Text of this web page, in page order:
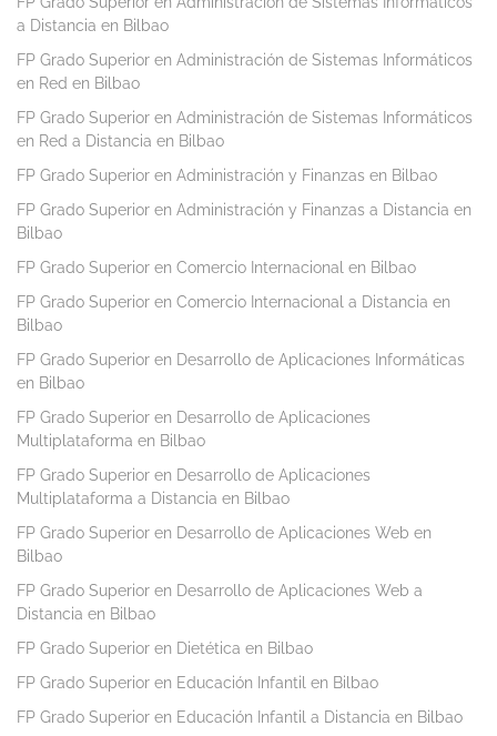
a Distancia en Bilbao
FP Grado Superior en Administración de Sistemas Informáticos
en Red en Bilbao
FP Grado Superior en Administración de Sistemas Informáticos
en Red a Distancia en Bilbao
FP Grado Superior en Administración y Finanzas en Bilbao
FP Grado Superior en Administración y Finanzas a Distancia en
Bilbao
FP Grado Superior en Comercio Internacional en Bilbao
FP Grado Superior en Comercio Internacional a Distancia en
Bilbao
FP Grado Superior en Desarrollo de Aplicaciones Informáticas
en Bilbao
FP Grado Superior en Desarrollo de Aplicaciones
Multiplataforma en Bilbao
FP Grado Superior en Desarrollo de Aplicaciones
Multiplataforma a Distancia en Bilbao
FP Grado Superior en Desarrollo de Aplicaciones Web en
Bilbao
FP Grado Superior en Desarrollo de Aplicaciones Web a
Distancia en Bilbao
FP Grado Superior en Dietética en Bilbao
FP Grado Superior en Educación Infantil en Bilbao
FP Grado Superior en Educación Infantil a Distancia en Bilbao